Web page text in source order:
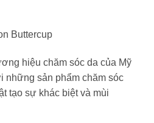
Buttercup
hiệu chăm sóc da của Mỹ
những sản phẩm chăm sóc
tạo sự khác biệt và mùi